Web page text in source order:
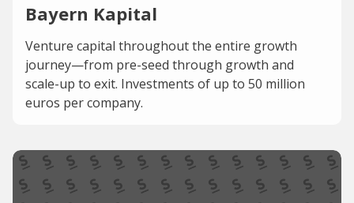
Bayern Kapital
Venture capital throughout the entire growth
journey—from pre-seed through growth and
scale-up to exit. Investments of up to 50 million
euros per company.